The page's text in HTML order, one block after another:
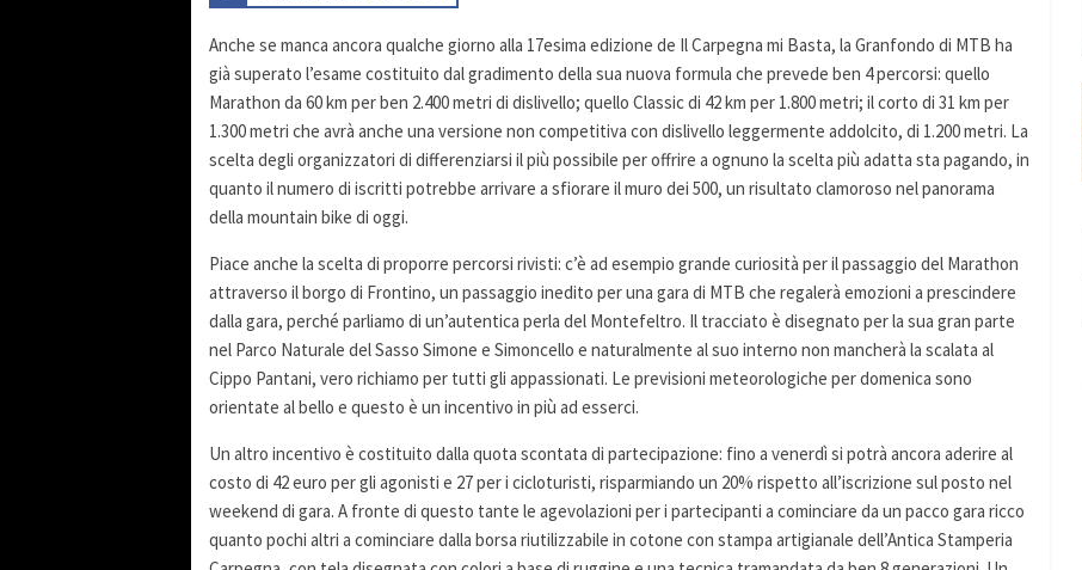
Anche se manca ancora qualche giorno alla 17esima edizione de Il Carpegna mi Basta, la Granfondo di MTB ha
già superato l’esame costituito dal gradimento della sua nuova formula che prevede ben 4 percorsi: quello
Marathon da 60 km per ben 2.400 metri di dislivello; quello Classic di 42 km per 1.800 metri; il corto di 31 km per
1.300 metri che avrà anche una versione non competitiva con dislivello leggermente addolcito, di 1.200 metri. La
scelta degli organizzatori di differenziarsi il più possibile per offrire a ognuno la scelta più adatta sta pagando, in
quanto il numero di iscritti potrebbe arrivare a sfiorare il muro dei 500, un risultato clamoroso nel panorama
della mountain bike di oggi.
Piace anche la scelta di proporre percorsi rivisti: c’è ad esempio grande curiosità per il passaggio del Marathon
attraverso il borgo di Frontino, un passaggio inedito per una gara di MTB che regalerà emozioni a prescindere
dalla gara, perché parliamo di un’autentica perla del Montefeltro. Il tracciato è disegnato per la sua gran parte
nel Parco Naturale del Sasso Simone e Simoncello e naturalmente al suo interno non mancherà la scalata al
Cippo Pantani, vero richiamo per tutti gli appassionati. Le previsioni meteorologiche per domenica sono
orientate al bello e questo è un incentivo in più ad esserci.
Un altro incentivo è costituito dalla quota scontata di partecipazione: fino a venerdì si potrà ancora aderire al
costo di 42 euro per gli agonisti e 27 per i cicloturisti, risparmiando un 20% rispetto all’iscrizione sul posto nel
weekend di gara. A fronte di questo tante le agevolazioni per i partecipanti a cominciare da un pacco gara ricco
quanto pochi altri a cominciare dalla borsa riutilizzabile in cotone con stampa artigianale dell’Antica Stamperia